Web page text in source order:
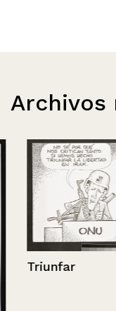
Archivos
Triunfar